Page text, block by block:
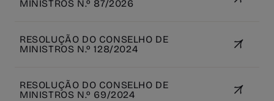
MINISTROS N.º 87/2026
RESOLUÇÃO DO CONSELHO DE
MINISTROS N.º 128/2024
RESOLUÇÃO DO CONSELHO DE
MINISTROS N.º 69/2024